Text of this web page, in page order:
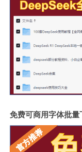
免费可商用字体批量